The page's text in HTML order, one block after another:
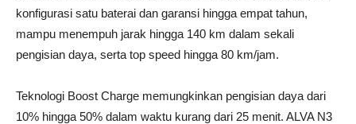
konfigurasi satu baterai dan garansi hingga empat tahun,
mampu menempuh jarak hingga 140 km dalam sekali
pengisian daya, serta top speed hingga 80 km/jam.
Teknologi Boost Charge memungkinkan pengisian daya dari
10% hingga 50% dalam waktu kurang dari 25 menit. ALVA N3